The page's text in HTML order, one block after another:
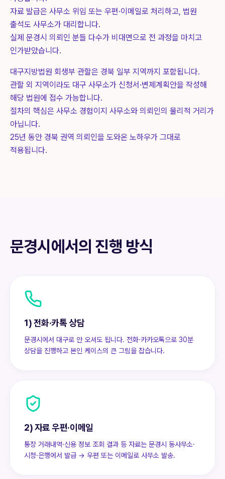
자료 발급은 사무소 위임 또는 우편·이메일로 처리하고, 법원
출석도 사무소가 대리합니다.
실제 문경시 의뢰인 분들 다수가 비대면으로 전 과정을 마치고
인가받았습니다.
대구지방법원 회생부 관할은 경북 일부 지역까지 포함됩니다.
관할 외 지역이라도 대구 사무소가 신청서·변제계획안을 작성해
해당 법원에 접수 가능합니다.
절차의 핵심은 사무소 경험이지 사무소와 의뢰인의 물리적 거리가
아닙니다.
25년 동안 경북 권역 의뢰인을 도와온 노하우가 그대로
적용됩니다.
문경시 에서의 진행 방식
1) 전화·카톡 상담
문경시에서 대구로 안 오셔도 됩니다. 전화·카카오톡으로 30분
상담을 진행하고 본인 케이스의 큰 그림을 잡습니다.
2) 자료 우편·이메일
통장 거래내역·신용 정보 조회 결과 등 자료는 문경시 동사무소·
시청·은행에서 발급 → 우편 또는 이메일로 사무소 발송.